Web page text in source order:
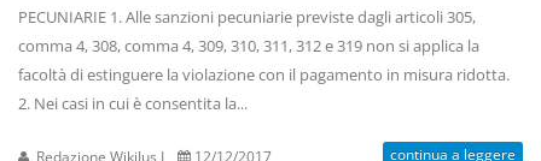
PECUNIARIE 1. Alle sanzioni pecuniarie previste dagli articoli 305,
comma 4, 308, comma 4, 309, 310, 311, 312 e 319 non si applica la
facoltà di estinguere la violazione con il pagamento in misura ridotta.
2. Nei casi in cui è consentita la...
Redazione WikiJus I 12/12/2017 continua a leggere